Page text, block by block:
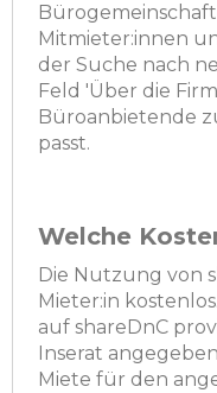
Mitmieter:innen
der Suche nach
Feld 'Über die
Büroanbietende
passt.
Welche
Die Nutzung von
Mieter:in
auf shareDnC
Inserat
Miete für den